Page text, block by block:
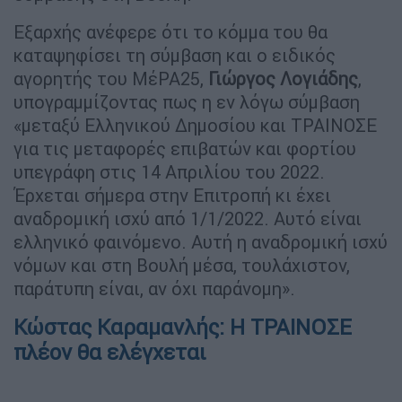
Εξαρχής ανέφερε ότι το κόμμα του θα
καταψηφίσει τη σύμβαση και ο ειδικός
αγορητής του ΜέΡΑ25, Γιώργος Λογιάδης,
υπογραμμίζοντας πως η εν λόγω σύμβαση
«μεταξύ Ελληνικού Δημοσίου και ΤΡΑΙΝΟΣΕ
για τις μεταφορές επιβατών και φορτίου
υπεγράφη στις 14 Απριλίου του 2022.
Έρχεται σήμερα στην Επιτροπή κι έχει
αναδρομική ισχύ από 1/1/2022. Αυτό είναι
ελληνικό φαινόμενο. Αυτή η αναδρομική ισχύ
νόμων και στη Βουλή μέσα, τουλάχιστον,
παράτυπη είναι, αν όχι παράνομη».
Κώστας Καραμανλής: Η ΤΡΑΙΝΟΣΕ
πλέον θα ελέγχεται